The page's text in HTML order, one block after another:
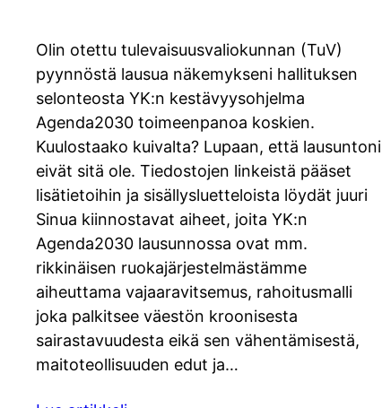
Olin otettu tulevaisuusvaliokunnan (TuV)
pyynnöstä lausua näkemykseni hallituksen
selonteosta YK:n kestävyysohjelma
Agenda2030 toimeenpanoa koskien.
Kuulostaako kuivalta? Lupaan, että lausuntoni
eivät sitä ole. Tiedostojen linkeistä pääset
lisätietoihin ja sisällysluetteloista löydät juuri
Sinua kiinnostavat aiheet, joita YK:n
Agenda2030 lausunnossa ovat mm.
rikkinäisen ruokajärjestelmästämme
aiheuttama vajaaravitsemus, rahoitusmalli
joka palkitsee väestön kroonisesta
sairastavuudesta eikä sen vähentämisestä,
maitoteollisuuden edut ja…